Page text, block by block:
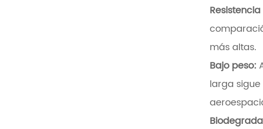
más altas.
Bajo peso:
larga